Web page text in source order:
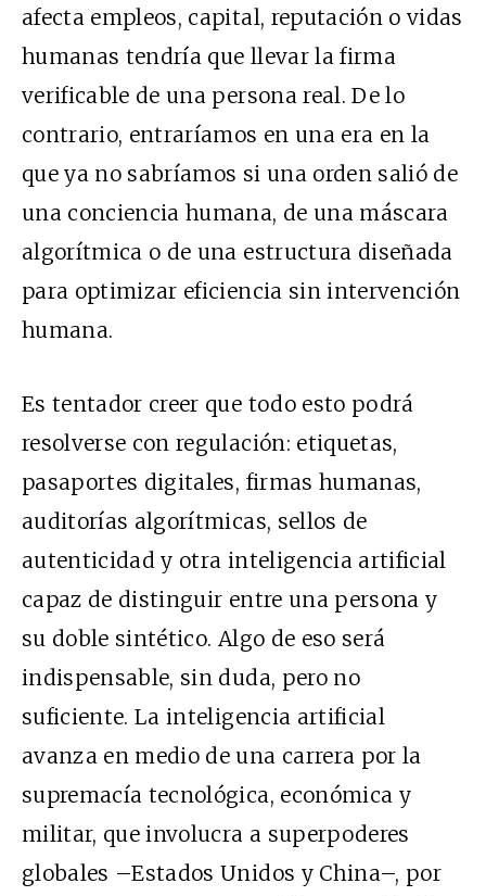
afecta empleos, capital, reputación o vidas
humanas tendría que llevar la firma
verificable de una persona real. De lo
contrario, entraríamos en una era en la
que ya no sabríamos si una orden salió de
una conciencia humana, de una máscara
algorítmica o de una estructura diseñada
para optimizar eficiencia sin intervención
humana.
Es tentador creer que todo esto podrá
resolverse con regulación: etiquetas,
pasaportes digitales, firmas humanas,
auditorías algorítmicas, sellos de
autenticidad y otra inteligencia artificial
capaz de distinguir entre una persona y
su doble sintético. Algo de eso será
indispensable, sin duda, pero no
suficiente. La inteligencia artificial
avanza en medio de una carrera por la
supremacía tecnológica, económica y
militar, que involucra a superpoderes
globales –Estados Unidos y China–, por